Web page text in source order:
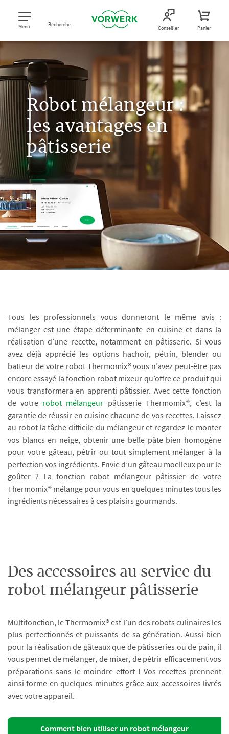
Menu Recherche Conseiller Panier
Robot mélangeur :
les avantages en
pâtisserie
Tous les professionnels vous donneront le même avis :
mélanger est une étape déterminante en cuisine et dans la
réalisation d’une recette, notamment en pâtisserie. Si vous
avez déjà apprécié les options hachoir, pétrin, blender ou
batteur de votre robot Thermomix® vous n’avez peut-être pas
encore essayé la fonction robot mixeur qu’offre ce produit qui
vous transformera en apprenti pâtissier. Avec cette fonction
de votre robot mélangeur pâtisserie Thermomix®, c’est la
garantie de réussir en cuisine chacune de vos recettes. Laissez
au robot la tâche difficile du mélangeur et regardez-le monter
vos blancs en neige, obtenir une belle pâte bien homogène
pour votre gâteau, pétrir ou tout simplement mélanger à la
perfection vos ingrédients. Envie d’un gâteau moelleux pour le
goûter ? La fonction robot mélangeur pâtissier de votre
Thermomix® mélange pour vous en quelques minutes tous les
ingrédients nécessaires à ces plaisirs gourmands.
Des accessoires au service du
robot mélangeur pâtisserie
Multifonction, le Thermomix® est l’un des robots culinaires les
plus perfectionnés et puissants de sa génération. Aussi bien
pour la réalisation de gâteaux que de pâtisseries ou de pain, il
vous permet de mélanger, de mixer, de pétrir efficacement vos
préparations sans le moindre effort ! Vos recettes prennent
ainsi forme en quelques minutes grâce aux accessoires livrés
avec votre appareil.
Comment bien utiliser un robot mélangeur